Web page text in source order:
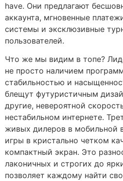
have. Они предлагают
аккаунта, мгновенные
системы и эксклюзивные
пользователей.
Что же мы видим в топе?
не просто наличием
стабильностью и
блещут футуристичным
другие, невероятной
нестабильном интернете.
живых дилеров в мобильной
игры в кристально четком
компактный экран. Это
лаконичных и строгих до
позволяет каждому найти